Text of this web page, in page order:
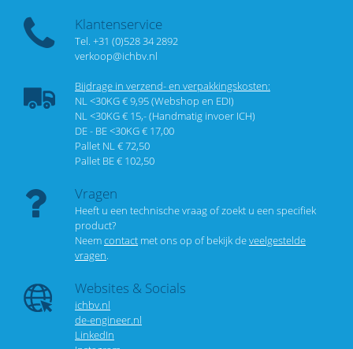
Klantenservice
Tel. +31 (0)528 34 2892
verkoop@ichbv.nl
Bijdrage in verzend- en verpakkingskosten:
NL <30KG € 9,95 (Webshop en EDI)
NL <30KG € 15,- (Handmatig invoer ICH)
DE - BE <30KG € 17,00
Pallet NL € 72,50
Pallet BE € 102,50
Vragen
Heeft u een technische vraag of zoekt u een specifiek
product?
Neemcontact met ons op of bekijk deveelgestelde
vragen.
Websites & Socials
ichbv.nl
de-engineer.nl
LinkedIn